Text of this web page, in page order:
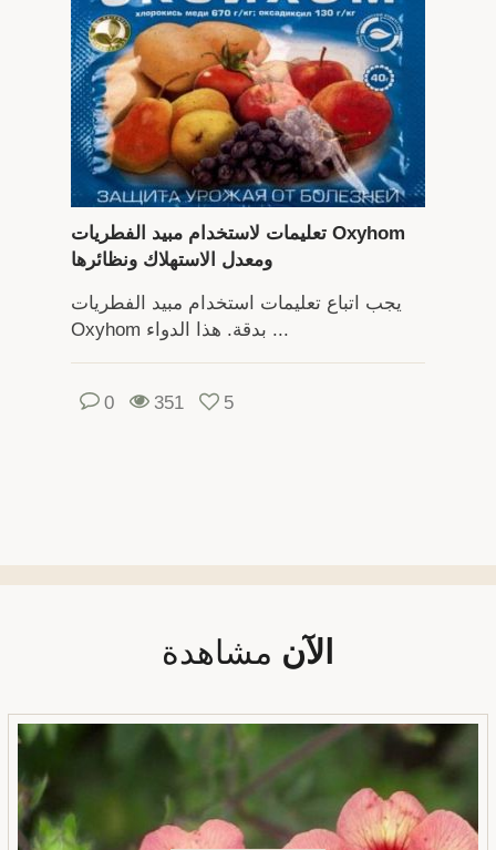
تعليمات لاستخدام مبيد الفطريات Oxyhom
ومعدل الاستهلاك ونظائرها
يجب اتباع تعليمات استخدام مبيد الفطريات
Oxyhom بدقة. هذا الدواء ...
0 351 5
الآن مشاهدة